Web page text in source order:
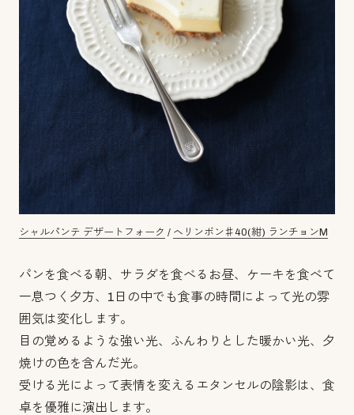
シャルパンテ デザートフォーク / ヘリンボン♯40(紺) ランチョンM
パンを食べる朝、サラダを食べるお昼、ケーキを食べて
一息つく夕方、1日の中でも食事の時間によって光の雰
囲気は変化します。
目の覚めるような強い光、ふんわりとした暖かい光、夕
焼けの色を含んだ光。
受ける光によって表情を変えるエタンセルの陰影は、食
卓を優雅に演出します。